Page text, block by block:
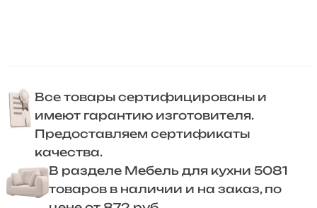
Все товары сертифицированы и
имеют гарантию изготовителя.
Предоставляем сертификаты
качества.
В разделе Мебель для кухни 5081
товаров в наличии и на заказ, по